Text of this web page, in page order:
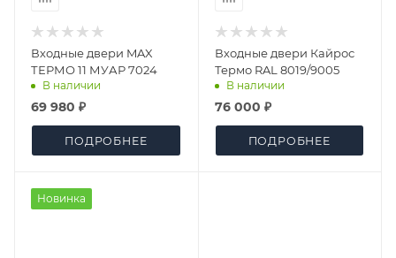
Входные двери MAX
ТЕРМО 11 МУАР 7024
В наличии
69 980 ₽
ПОДРОБНЕЕ
Входные двери Кайрос
Термо RAL 8019/9005
В наличии
76 000 ₽
ПОДРОБНЕЕ
Новинка